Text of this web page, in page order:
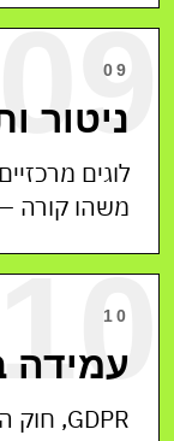
09
ניטור
לוגים
משהו קורה —
10
עמידה